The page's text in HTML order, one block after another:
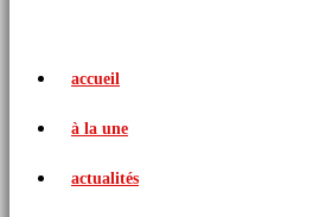
accueil
à la une
actualités